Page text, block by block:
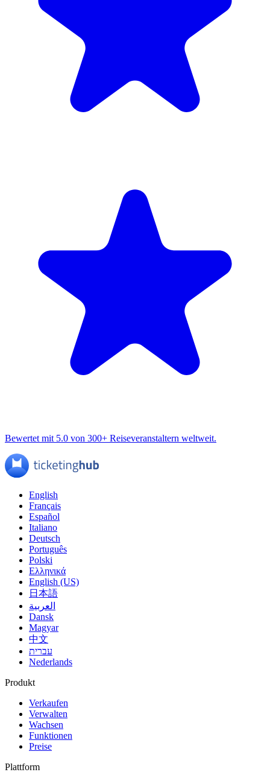
Bewertet mit 5.0 von 300+ Reiseveranstaltern weltweit.
English
Français
Español
Italiano
Deutsch
Português
Polski
Ελληνικά
English (US)
日本語
العربية
Dansk
Magyar
中文
עברית
Nederlands
Produkt
Verkaufen
Verwalten
Wachsen
Funktionen
Preise
Plattform